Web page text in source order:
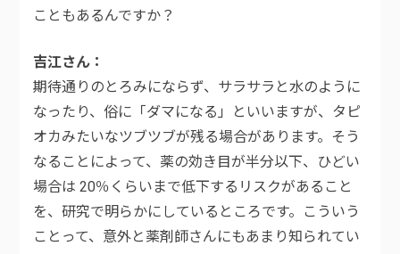
こともあるんですか？
吉江さん
期待通りのとろみにならず、サラサラと水のように
なったり、俗に「ダマになる」といいますが、タピ
オカみたいなツブツブが残る場合があります。そう
なることによって、薬の効き目が半分以下、ひどい
場合は 20％くらいまで低下するリスクがあること
を、研究で明らかにしているところです。こういう
ことって、意外と薬剤師さんにもあまり知られてい